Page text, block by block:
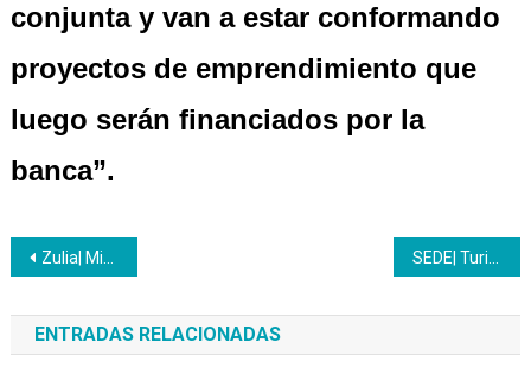
conjunta y van a estar conformando
proyectos de emprendimiento que
luego serán financiados por la
banca”.
Navegación
de
entradas
Zulia| Miembros de la AVV Mi Esperanza acreditaron sus saberes empíricos
ENTRADAS RELACIONADAS